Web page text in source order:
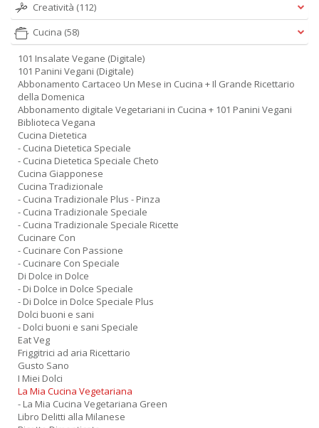
Creatività (112)
Cucina (58)
101 Insalate Vegane (Digitale)
101 Panini Vegani (Digitale)
Abbonamento Cartaceo Un Mese in Cucina + Il Grande Ricettario
della Domenica
Abbonamento digitale Vegetariani in Cucina + 101 Panini Vegani
Biblioteca Vegana
Cucina Dietetica
- Cucina Dietetica Speciale
- Cucina Dietetica Speciale Cheto
Cucina Giapponese
Cucina Tradizionale
- Cucina Tradizionale Plus - Pinza
- Cucina Tradizionale Speciale
- Cucina Tradizionale Speciale Ricette
Cucinare Con
- Cucinare Con Passione
- Cucinare Con Speciale
Di Dolce in Dolce
- Di Dolce in Dolce Speciale
- Di Dolce in Dolce Speciale Plus
Dolci buoni e sani
- Dolci buoni e sani Speciale
Eat Veg
Friggitrici ad aria Ricettario
Gusto Sano
I Miei Dolci
La Mia Cucina Vegetariana
- La Mia Cucina Vegetariana Green
Libro Delitti alla Milanese